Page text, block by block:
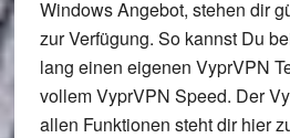
Windows Angebot, stehen dir
zur Verfügung. So kannst Du
lang einen eigenen VyprVPN
vollem VyprVPN Speed. Der
allen Funktionen steht dir hier